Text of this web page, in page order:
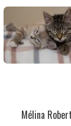
Mélina